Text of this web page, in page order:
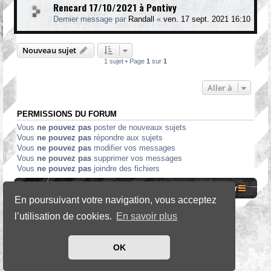
En poursuivant votre navigation, vous acceptez
l’utilisation de cookies. En savoir plus
OK
Rencard 17/10/2021 à Pontivy
Dernier message par Randall « ven. 17 sept. 2021 16:10
Nouveau sujet
1 sujet • Page 1 sur 1
Aller à
PERMISSIONS DU FORUM
Vous ne pouvez pas poster de nouveaux sujets
Vous ne pouvez pas répondre aux sujets
Vous ne pouvez pas modifier vos messages
Vous ne pouvez pas supprimer vos messages
Vous ne pouvez pas joindre des fichiers
Nous contacter
SE Gamer Style byphpBB Styles
phpBB® Forum Software © phpBB Limited
phpBB-fr.com